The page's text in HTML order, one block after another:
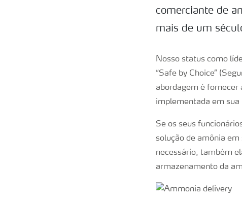
comerciante de
mais de um
Nosso status como
“Safe by Choice”
abordagem é fornecer
implementada em sua
Se os seus
solução de amônia
necessário, também
armazenamento da